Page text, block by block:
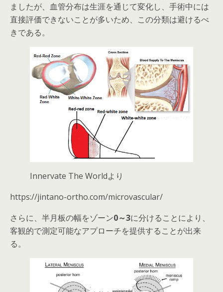
ましたが、 血管分布は生涯を通じて変化し、手術中には
直接評価できないことが多いため、この分類は避けるべ
きである。
Innervate The Worldより
https://jintano-ortho.com/microvascular/
さらに、半月板の幅をゾーン0～3に分けることにより、
客観的で測定可能なアプローチを提供することが出来
る。